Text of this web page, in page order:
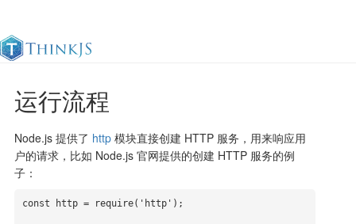
官方文档
运行流程
Node.js 提供了 http模块直接创建 HTTP 服务，用来响应用
户的请求，比如 Node.js 官网提供的创建 HTTP 服务的例
子：
const http = require('http');